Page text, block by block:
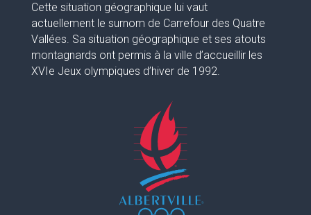
Cette situation géographique lui vaut
actuellement le surnom de Carrefour des Quatre
Vallées. Sa situation géographique et ses atouts
montagnards ont permis à la ville d’accueillir les
XVIe Jeux olympiques d’hiver de 1992.